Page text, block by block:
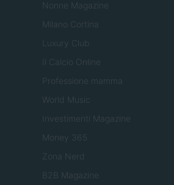
Nonne Magazine
Milano Cortina
Luxury Club
Il Calcio Online
Professione mamma
World Music
Investimenti Magazine
Money 365
Zona Nerd
B2B Magazine